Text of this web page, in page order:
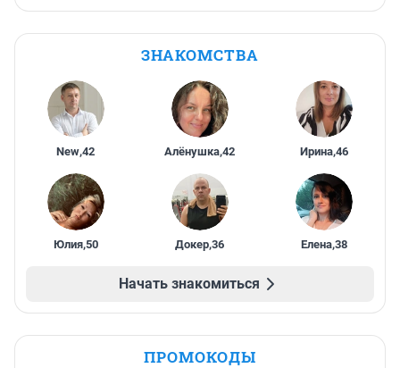
ЗНАКОМСТВА
New,42 Алёнушка,42 Ирина,46
Юлия,50 Докер,36 Елена,38
Начать знакомиться
ПРОМОКОДЫ